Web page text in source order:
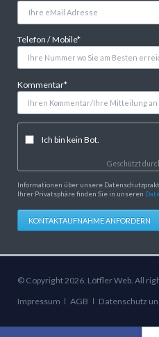
Pflichtfeld
Telefon / Mobile*
Pflichtfeld
Kommentar*
Ich bin kein Bot.
Geschützt
Informationen über unsere
Ihrer Privatsphäre finden Sie in unseren
KONTAKTAUFNAHME ANFORDERN
© Copyright 2026. Löffler Web. All
Navigation
Impressum AGB Datenschutz